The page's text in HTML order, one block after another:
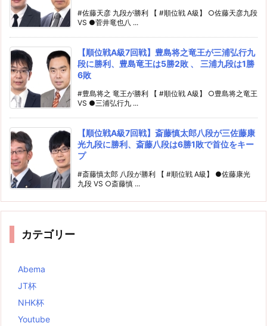
#佐藤天彦 九段が勝利 【 #順位戦 A級】 ○佐藤天彦九段
VS ●菅井竜也八 ...
【順位戦A級7回戦】豊島将之竜王が三浦弘行九
段に勝利、豊島竜王は5勝2敗 、 三浦九段は1勝
6敗
#豊島将之 竜王が勝利 【 #順位戦 A級】 ○豊島将之竜王
VS ●三浦弘行九 ...
【順位戦A級7回戦】斎藤慎太郎八段が三佐藤康
光九段に勝利、斎藤八段は6勝1敗で首位をキー
プ
#斎藤慎太郎 八段が勝利 【 #順位戦 A級】 ●佐藤康光
九段 VS ○斎藤慎 ...
カテゴリー
Abema
JT杯
NHK杯
Youtube